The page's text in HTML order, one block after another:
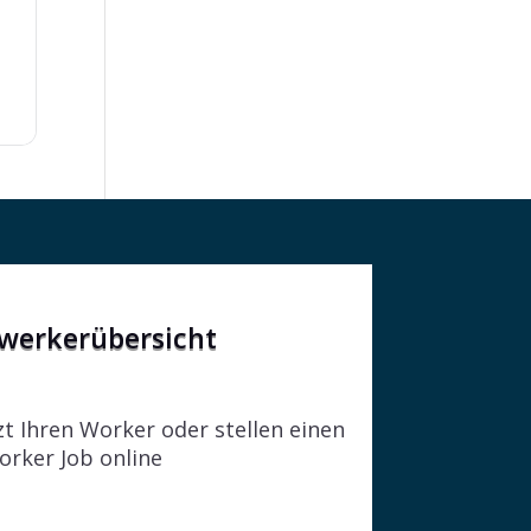
Ihren Worker oder stellen einen
Job online